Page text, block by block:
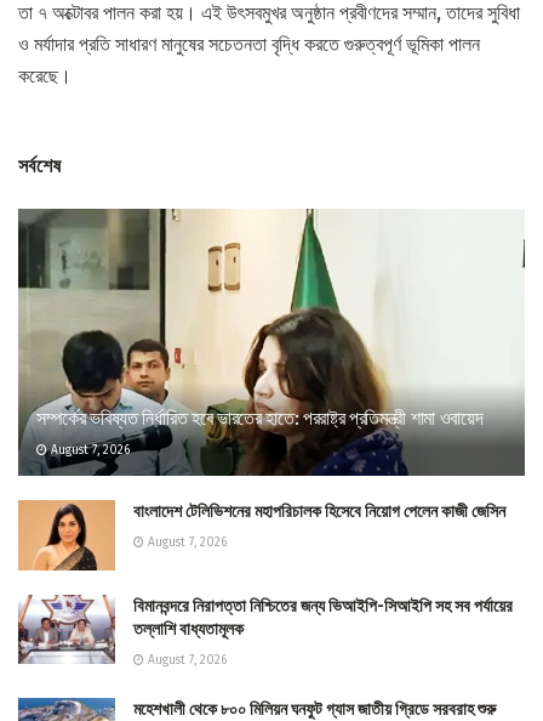
তা ৭ অক্টোবর পালন করা হয়। এই উৎসবমুখর অনুষ্ঠান প্রবীণদের সম্মান, তাদের সুবিধা
ও মর্যাদার প্রতি সাধারণ মানুষের সচেতনতা বৃদ্ধি করতে গুরুত্বপূর্ণ ভূমিকা পালন
করেছে।
সর্বশেষ
সম্পর্কের ভবিষ্যত নির্ধারিত হবে ভারতের হাতে: পররাষ্ট্র প্রতিমন্ত্রী শামা ওবায়েদ
August 7, 2026
বাংলাদেশ টেলিভিশনের মহাপরিচালক হিসেবে নিয়োগ পেলেন কাজী জেসিন
August 7, 2026
বিমানবন্দরে নিরাপত্তা নিশ্চিতের জন্য ভিআইপি-সিআইপি সহ সব পর্যায়ের
তল্লাশি বাধ্যতামূলক
August 7, 2026
মহেশখালী থেকে ৮০০ মিলিয়ন ঘনফুট গ্যাস জাতীয় গ্রিডে সরবরাহ শুরু